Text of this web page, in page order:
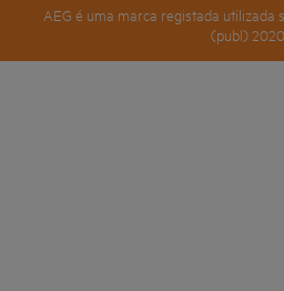
AEG é uma marca registada utilizada
(publ) 2020